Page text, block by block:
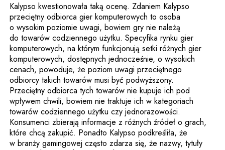
Kalypso kwestionowała taką ocenę. Zdaniem Kalypso
przeciętny odbiorca gier komputerowych to osoba
o wysokim poziomie uwagi, bowiem gry nie należą
do towarów codziennego użytku. Specyfika rynku gier
komputerowych, na którym funkcjonują setki różnych gier
komputerowych, dostępnych jednocześnie, o wysokich
cenach, powoduje, że poziom uwagi przeciętnego
odbiorcy takich towarów musi być podwyższony.
Przeciętny odbiorca tych towarów nie kupuje ich pod
wpływem chwili, bowiem nie traktuje ich w kategoriach
towarów codziennego użytku czy jednorazowości.
Konsumenci zbierają informacje z różnych źródeł o grach,
które chcą zakupić. Ponadto Kalypso podkreśliła, że
w branży gamingowej często zdarza się, że nazwy, tytuły